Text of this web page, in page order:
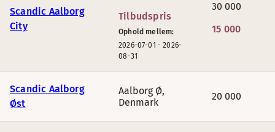
Scandic Ambassadeur Drammen
Scandic Stavanger Forus
Scandic Aalborg
City
Tilbudspris
Ophold mellem:
2026-07-01 -2026-
08-31
30 000
15 000
Scandic Aalborg
Øst
Aalborg Ø,
Denmark
20 000